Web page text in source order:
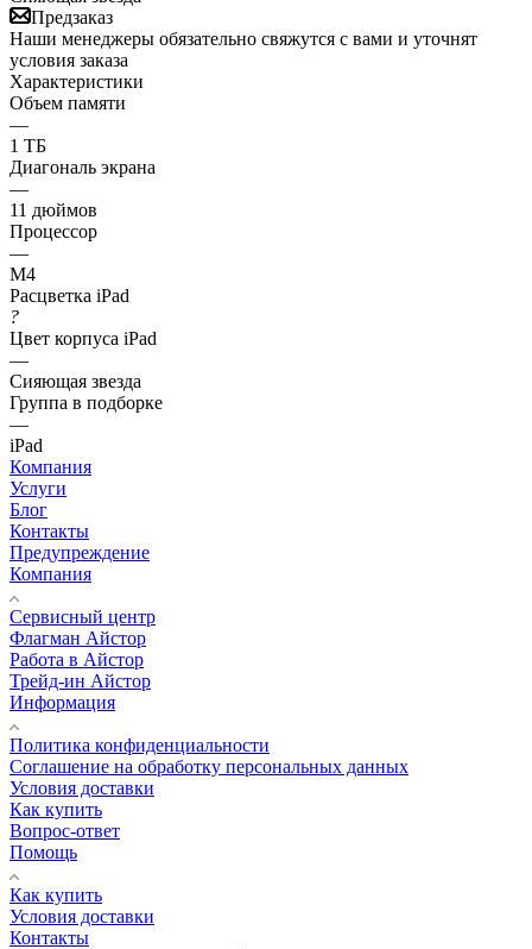
Предзаказ
Наши менеджеры обязательно свяжутся с вами и уточнят
условия заказа
Характеристики
Объем памяти
—
1 ТБ
Диагональ экрана
—
11 дюймов
Процессор
—
M4
Расцветка iPad
?
Цвет корпуса iPad
—
Сияющая звезда
Группа в подборке
—
iPad
Компания
Услуги
Блог
Контакты
Предупреждение
Компания
Сервисный центр
Флагман Айстор
Работа в Айстор
Трейд-ин Айстор
Информация
Политика конфиденциальности
Соглашение на обработку персональных данных
Условия доставки
Как купить
Вопрос-ответ
Помощь
Как купить
Условия доставки
Контакты